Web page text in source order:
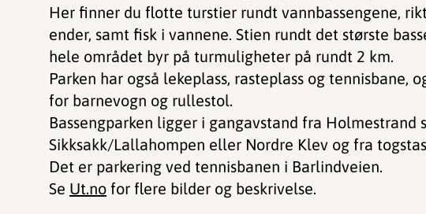
Her finner du flotte turstier rundt vannbassengene,
ender, samt fisk i vannene. Stien rundt det største
hele området byr på turmuligheter på rundt 2 km.
Parken har også lekeplass, rasteplass og tennisbane,
for barnevogn og rullestol.
Bassengparken ligger i gangavstand fra Holmestrand
Sikksakk/Lallahompen eller Nordre Klev og fra
Det er parkering ved tennisbanen i Barlindveien.
Se Ut.no for flere bilder og beskrivelse.